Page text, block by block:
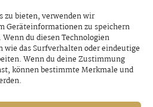
zu bieten, verwenden wir
Geräteinformationen zu speichern
du diesen Technologien
das Surfverhalten oder eindeutige
Wenn du deine Zustimmung
können bestimmte Merkmale und
F inkenberg
DEM HEILIGEN GEIST
– nach